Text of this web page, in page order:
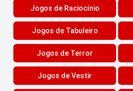
Jogos de Raciocínio
Jogos de Tabuleiro
Jogos de Terror
Jogos de Vestir